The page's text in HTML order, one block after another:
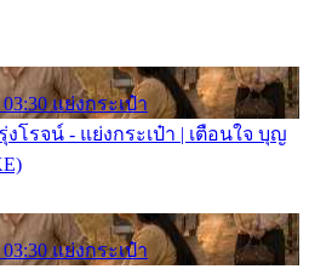
แย่งกระเป๋า
งโรจน์ - แย่งกระเป๋า | เตือนใจ บุญ
แย่งกระเป๋า